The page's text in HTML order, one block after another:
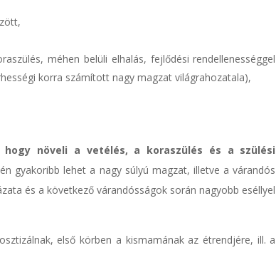
méhen belüli elhalás, fejlődési rendellenességgel
korra számított nagy magzat világrahozatala),
növeli a vetélés, a koraszülés és a szülési
gyakoribb lehet a nagy súlyú magzat, illetve a várandós
és a következő várandósságok során nagyobb eséllyel
első körben a kismamának az étrendjére, ill. a